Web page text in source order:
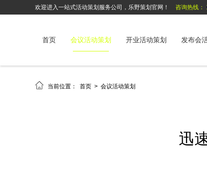
欢迎进入一站式活动策划服务公司，乐野策划官网！ 咨询热线
首页 会议活动策划 开业活动策划 发布会
 当前位置： 首页 > 会议活动策划
迅